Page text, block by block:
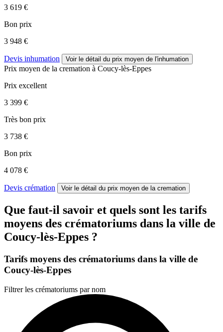
3 619 €
Bon prix
3 948 €
Devis inhumation Voir le détail du prix moyen de l'inhumation
Prix moyen de la cremation à Coucy-lès-Eppes
Prix excellent
3 399 €
Très bon prix
3 738 €
Bon prix
4 078 €
Devis crémation Voir le détail du prix moyen de la cremation
Que faut-il savoir et quels sont les tarifs
moyens des crématoriums dans la ville de
Coucy-lès-Eppes ?
Tarifs moyens des crématoriums dans la ville de
Coucy-lès-Eppes
Filtrer les crématoriums par nom